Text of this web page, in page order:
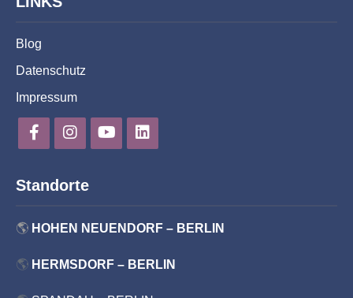
Blog
Datenschutz
Impressum
Standorte
🌎 HOHEN NEUENDORF – BERLIN
🌎 HERMSDORF – BERLIN